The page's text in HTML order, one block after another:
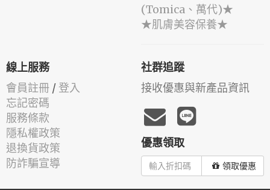
(Tomica、萬代)★
★肌膚美容保養★
線上服務
會員註冊 / 登入
忘記密碼
服務條款
隱私權政策
退換貨政策
防詐騙宣導
社群追蹤
接收優惠與新產品資訊
優惠領取
領取優惠